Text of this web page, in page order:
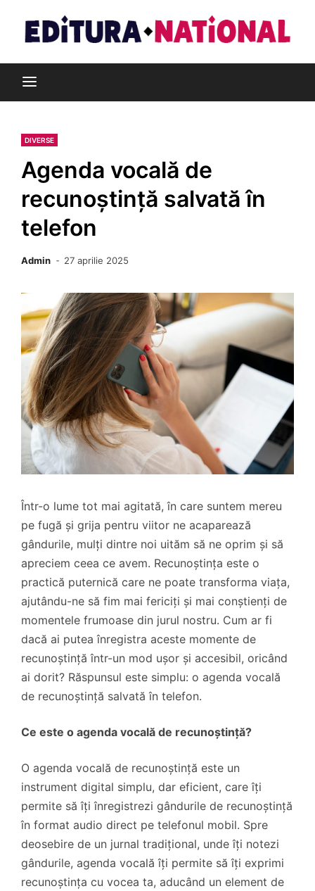
content
Editura Național
DIVERSE
Agenda vocală de
recunoștință salvată în
telefon
Admin 27 aprilie 2025
Într-o lume tot mai agitată, în care suntem mereu
pe fugă și grija pentru viitor ne acaparează
gândurile, mulți dintre noi uităm să ne oprim și să
apreciem ceea ce avem. Recunoștința este o
practică puternică care ne poate transforma viața,
ajutându-ne să fim mai fericiți și mai conștienți de
momentele frumoase din jurul nostru. Cum ar fi
dacă ai putea înregistra aceste momente de
recunoștință într-un mod ușor și accesibil, oricând
ai dorit? Răspunsul este simplu: o agenda vocală
de recunoștință salvată în telefon.
Ce este o agenda vocală de recunoștință?
O agenda vocală de recunoștință este un
instrument digital simplu, dar eficient, care îți
permite să îți înregistrezi gândurile de recunoștință
în format audio direct pe telefonul mobil. Spre
deosebire de un jurnal tradițional, unde îți notezi
gândurile, agenda vocală îți permite să îți exprimi
recunoștința cu vocea ta, aducând un element de